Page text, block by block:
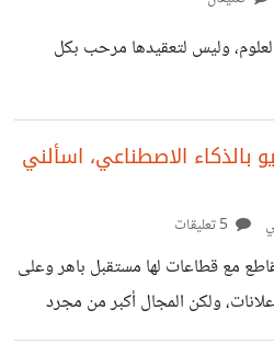
لأنها أصلا مبنية لتسهيل العلوم، وليس لتعقيدها مرحب بكل
بالذكاء الاصطناعي، اسألني
مع قطاعات لها مستقبل باهر وعلى
ولكن المجال أكبر من مجرد
تحصلت ولله الحمد على مجموعة